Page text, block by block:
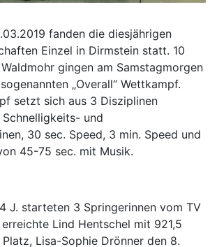
fanden die diesjährigen
Einzel in Dirmstein statt. 10
gingen am Samstagmorgen
„Overall“ Wettkampf.
setzt sich aus 3 Disziplinen
Schnelligkeits- und
30 sec. Speed, 3 min. Speed und
45-75 sec. mit Musik.
J. starteten 3 Springerinnen vom TV
Lind Hentschel mit 921,5
Platz, Lisa-Sophie Drönner den 8.